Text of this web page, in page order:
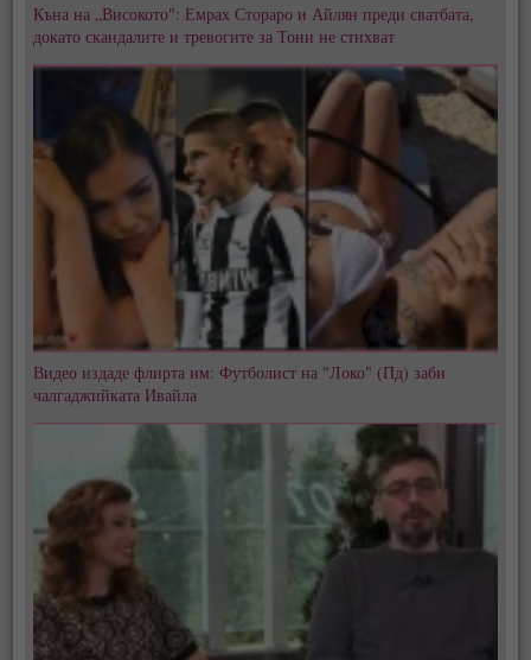
Къна на „Високото": Емрах Стораро и Айлян преди сватбата,
докато скандалите и тревогите за Тони не стихват
Видео издаде флирта им: Футболист на "Локо" (Пд) заби
чалгаджийката Ивайла